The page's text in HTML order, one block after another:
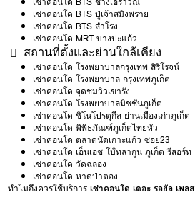
เช่าคอนโด BTS ปู่เจ้าสมิงพราย
เช่าคอนโด BTS สำโรง
เช่าคอนโด MRT บางปะแก้ว
สถานที่ตั้งและย่านใกล้เคียง
เช่าคอนโด โรงพยาบาลกรุงเทพ สิริโรจน์
เช่าคอนโด โรงพยาบาล กรุงเทพภูเก็ต
เช่าคอนโด จุดชมวิวเขารัง
เช่าคอนโด โรงพยาบาลมิชชั่นภูเก็ต
เช่าคอนโด ชิโนโปรตุกีส ย่านเมืองเก่าภูเก็ต
เช่าคอนโด พิพิธภัณฑ์ภูเก็ตไทยหัว
เช่าคอนโด ตลาดนัดเกาะแก้ว ซอย23
เช่าคอนโด เอ็นเอช โบ๊ทลากูน ภูเก็ต รีสอร์ท
เช่าคอนโด วัดฉลอง
เช่าคอนโด หาดป่าตอง
ทำไมถึงควรใช้บริการเช่าคอนโด เดอะ รอยัล เพล